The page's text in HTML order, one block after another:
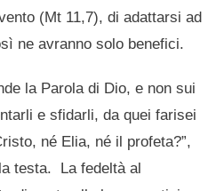
(Mt 11,7), di adattarsi ad
ne avranno solo benefici.
la Parola di Dio, e non sui
e sfidarli, da quei farisei
né Elia, né il profeta?”,
testa. La fedeltà al